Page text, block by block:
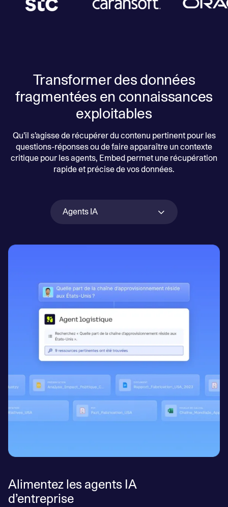
Transformer des données
fragmentées en connaissances
exploitables
Qu’il s’agisse de récupérer du contenu pertinent pour les
questions-réponses ou de faire apparaître un contexte
critique pour les agents, Embed permet une récupération
rapide et précise de vos données.
Agents IA
Alimentez les agents IA
d’entreprise